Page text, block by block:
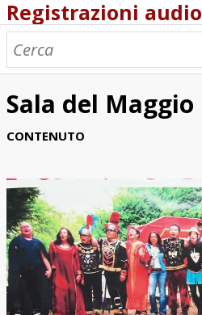
Registrazioni audio
Browse
Sala del Maggio
CONTENUTO